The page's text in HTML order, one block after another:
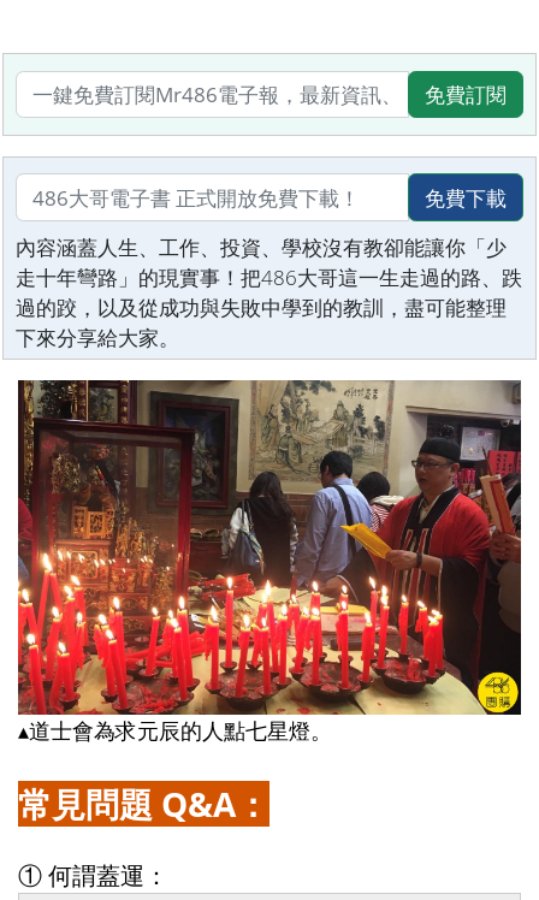
免費訂閱
免費下載
內容涵蓋人生、工作、投資、學校沒有教卻能讓你「少
走十年彎路」的現實事！把486大哥這一生走過的路、跌
過的跤，以及從成功與失敗中學到的教訓，盡可能整理
下來分享給大家。
▴道士會為求元辰的人點七星燈。
常見問題 Q&A：
① 何謂蓋運：